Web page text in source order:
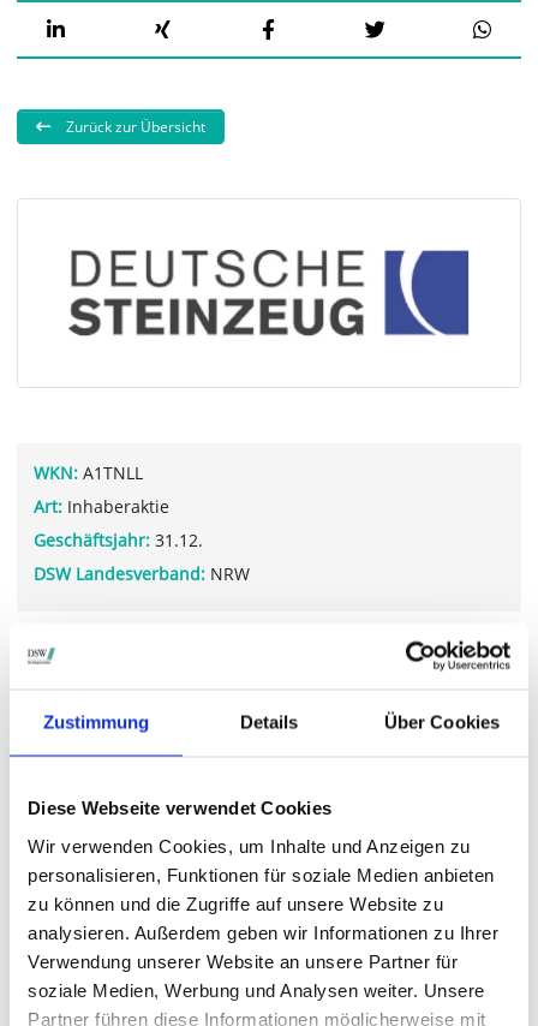
Zustimmung Details Über Cookies
Diese Webseite verwendet Cookies
Wir verwenden Cookies, um Inhalte und Anzeigen zu
personalisieren, Funktionen für soziale Medien anbieten
zu können und die Zugriffe auf unsere Website zu
analysieren. Außerdem geben wir Informationen zu Ihrer
Verwendung unserer Website an unsere Partner für
soziale Medien, Werbung und Analysen weiter. Unsere
Partner führen diese Informationen möglicherweise mit
Zurück zur Übersicht
WKN: A1TNLL
Art: Inhaberaktie
Geschäftsjahr: 31.12.
DSW Landesverband: NRW
deutsche-steinzeug.de/.../jahreshauptversammlung
STIMMRECHTSVERTRETUNG DURCH DIE DSW
Die DSW vertritt Ihre Stimmrechteauf sämtlichen
wichtigen Hauptversammlungen in Deutschland.
VERGANGENE HAUPTVERSAMMLUNGSTERMINE